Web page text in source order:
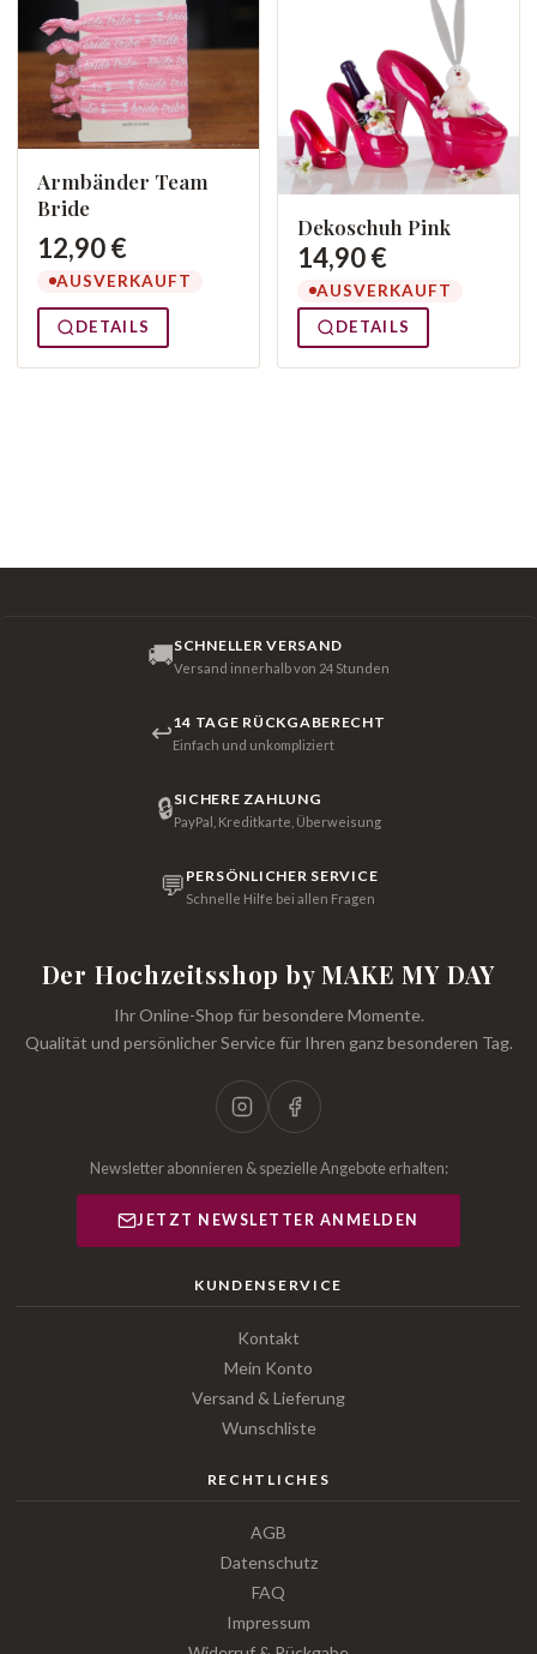
Armbänder Team
Bride
12,90 €
AUSVERKAUFT
DETAILS
Dekoschuh Pink
14,90 €
AUSVERKAUFT
DETAILS
🚚SCHNELLER VERSAND
Versand innerhalb von 24 Stunden
↩14 TAGE RÜCKGABERECHT
Einfach und unkompliziert
🔒SICHERE ZAHLUNG
PayPal, Kreditkarte, Überweisung
💬 PERSÖNLICHER SERVICE
Schnelle Hilfe bei allen Fragen
Der Hochzeitsshop by MAKE MY DAY
Ihr Online-Shop für besondere Momente.
Qualität und persönlicher Service für Ihren ganz besonderen Tag.
Newsletter abonnieren & spezielle Angebote erhalten:
JETZT NEWSLETTER ANMELDEN
KUNDENSERVICE
Kontakt
Mein Konto
Versand & Lieferung
Wunschliste
RECHTLICHES
AGB
Datenschutz
FAQ
Impressum